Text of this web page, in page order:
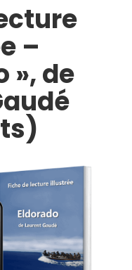
–
», de